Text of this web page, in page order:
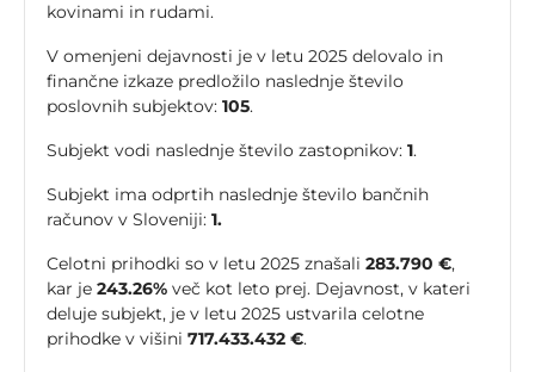
kovinami in rudami.
V omenjeni dejavnosti je v letu 2025 delovalo in
finančne izkaze predložilo naslednje število
poslovnih subjektov: 105.
Subjekt vodi naslednje število zastopnikov: 1.
Subjekt ima odprtih naslednje število bančnih
računov v Sloveniji: 1.
Celotni prihodki so v letu 2025 znašali 283.790 €,
kar je 243.26% več kot leto prej. Dejavnost, v kateri
deluje subjekt, je v letu 2025 ustvarila celotne
prihodke v višini 717.433.432 €.